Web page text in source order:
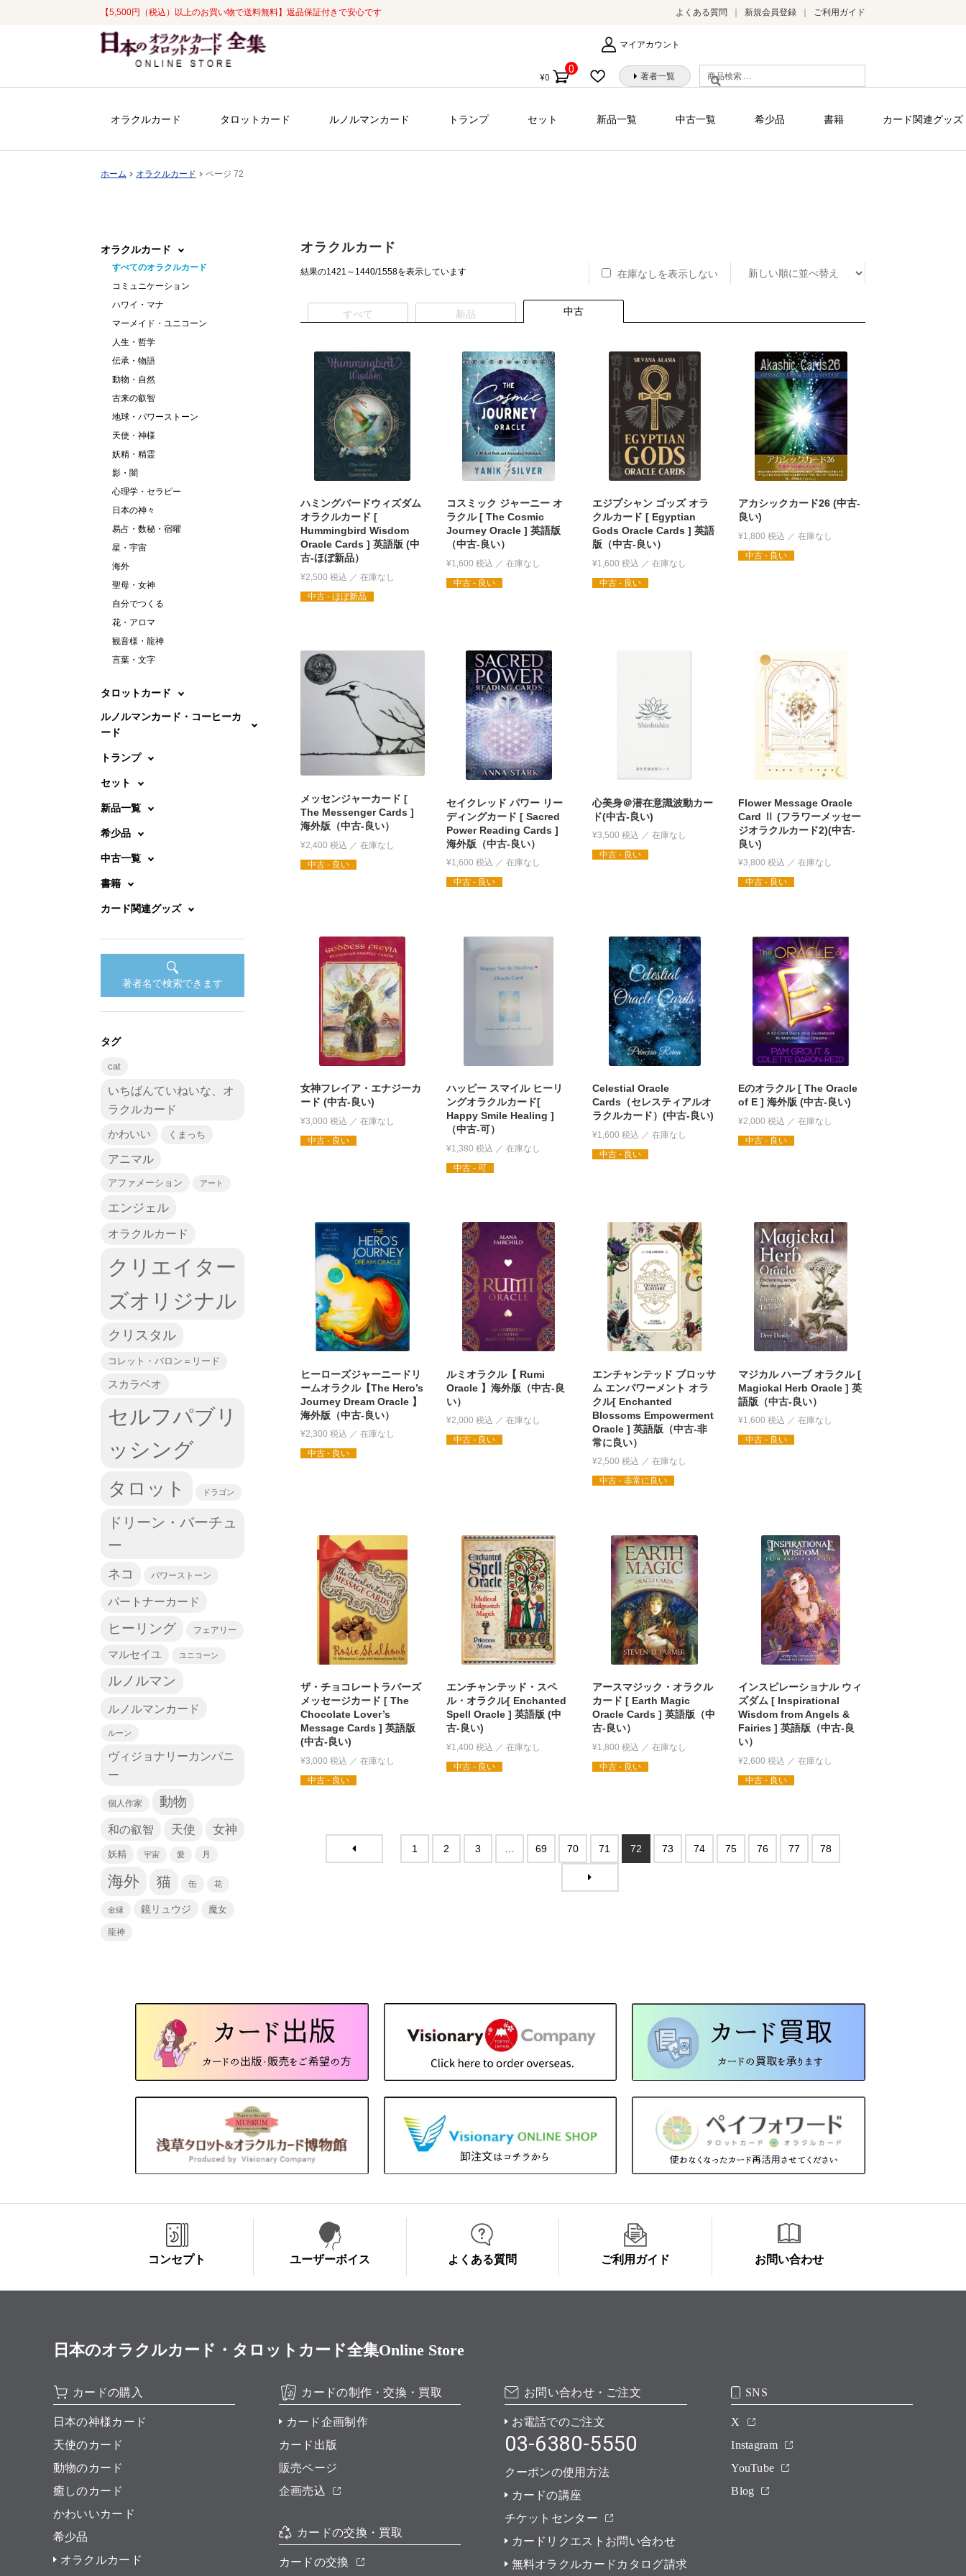
【5,500円（税込）以上のお買い物で送料無料】返品保証付きで安心です よくある質問 新規会員登録 ご利用ガイド
ナ
ビ
ン
コ
ン
ス
マイアカウント
検
索
象:
著者一覧
¥0
0
個
オラクルカード タロットカード ルノルマンカード トランプ セット 新品一覧 中古一覧 希少品 書籍 カード関連グッズ
ホーム オラクルカード ページ 72
オラクルカード
結果の1421～1440/1558を表示しています新
順
在庫なしを表示しない
すべて 新品 中古
ハミングバードウィズダム
オラクルカード [
Hummingbird Wisdom
Oracle Cards ] 英語版 (中
古-ほぼ新品）
¥2,500 税込
中古 - ほぼ新品
コスミック ジャーニー オ
ラクル [ The Cosmic
Journey Oracle ] 英語版
（中古-良い）
¥1,600 税込
中古 - 良い
エジプシャン ゴッズ オラ
クルカード [ Egyptian
Gods Oracle Cards ] 英語
版（中古-良い）
¥1,600 税込
中古 - 良い
アカシックカード26 (中古-
良い)
¥1,800 税込
中古 - 良い
メッセンジャーカード [
The Messenger Cards ]
海外版（中古-良い）
¥2,400 税込
中古 - 良い
セイクレッド パワー リー
ディングカード [ Sacred
Power Reading Cards ]
海外版（中古-良い）
¥1,600 税込
中古 - 良い
心美身＠潜在意識波動カー
ド(中古-良い)
¥3,500 税込
中古 - 良い
Flower Message Oracle
Card Ⅱ (フラワーメッセー
ジオラクルカード2)(中古-
良い)
¥3,800 税込
中古 - 良い
女神フレイア・エナジーカ
ード (中古-良い)
¥3,000 税込
中古 - 良い
ハッピー スマイル ヒーリ
ングオラクルカード[
Happy Smile Healing ]
（中古-可）
¥1,380 税込
中古 - 可
Celestial Oracle
Cards（セレスティアルオ
ラクルカード）(中古-良い)
¥1,600 税込
中古 - 良い
Eのオラクル [ The Oracle
of E ] 海外版 (中古-良い)
¥2,000 税込
中古 - 良い
ヒーローズジャーニードリ
ームオラクル【The Hero’s
Journey Dream Oracle 】
海外版（中古-良い）
¥2,300 税込
中古 - 良い
ルミオラクル【 Rumi
Oracle 】海外版（中古-良
い）
¥2,000 税込
中古 - 良い
エンチャンテッド ブロッサ
ム エンパワーメント オラ
クル[ Enchanted
Blossoms Empowerment
Oracle ] 英語版（中古-非
常に良い）
¥2,500 税込
中古 - 非常に良い
マジカル ハーブ オラクル [
Magickal Herb Oracle ] 英
語版（中古-良い）
¥1,600 税込
中古 - 良い
ザ・チョコレートラバーズ
メッセージカード [ The
Chocolate Lover’s
Message Cards ] 英語版
(中古-良い)
¥3,000 税込
中古 - 良い
エンチャンテッド・スペ
ル・オラクル[ Enchanted
Spell Oracle ] 英語版 (中
古-良い)
¥1,400 税込
中古 - 良い
アースマジック・オラクル
カード [ Earth Magic
Oracle Cards ] 英語版（中
古-良い）
¥1,800 税込
中古 - 良い
インスピレーショナル ウィ
ズダム [ Inspirational
Wisdom from Angels &
Fairies ] 英語版（中古-良
い）
¥2,600 税込
中古 - 良い
1 2 3 69 70 71 72 73 74 75 76 77 78
オラクルカード
すべてのオラクルカード
コミュニケーション
ハワイ・マナ
マーメイド・ユニコーン
人生・哲学
伝承・物語
動物・自然
古来の叡智
地球・パワーストーン
天使・神様
妖精・精霊
影・闇
心理学・セラピー
日本の神々
易占・数秘・宿曜
星・宇宙
海外
聖母・女神
自分でつくる
花・アロマ
観音様・龍神
言葉・文字
タロットカード
ルノルマンカード・コーヒーカ
ード
トランプ
セット
新品一覧
希少品
中古一覧
書籍
カード関連グッズ
著者名で検索できます
タグ
cat
いちばんていねいな、オ
ラクルカード
かわいい くまっち
アニマル
アファメーション アート
エンジェル
オラクルカード
クリエイター
ズオリジナル
クリスタル
コレット・バロン＝リード
スカラベオ
セルフパブリ
ッシング
タロット ドラゴン
ドリーン・バーチュ
ー
ネコ パワーストーン
パートナーカード
ヒーリング フェアリー
マルセイユ ユニコーン
ルノルマン
ルノルマンカード
ルーン
ヴィジョナリーカンパニ
ー
個人作家 動物
和の叡智 天使 女神
妖精 宇宙 愛 月
海外 猫 缶 花
金縁 鏡リュウジ 魔女
龍神
コンセプト ユーザーボイス よくある質問 ご利用ガイド お問い合わせ
日本のオラクルカード・タロットカード全集Online Store
カードの購入
日本の神様カード
天使のカード
動物のカード
癒しのカード
かわいいカード
希少品
オラクルカード
カードの制作・交換・買取
カード企画制作
カード出版
販売ページ
企画売込
カードの交換・買取
カードの交換
お問い合わせ・ご注文
お電話でのご注文
03-6380-5550
クーポンの使用方法
カードの講座
チケットセンター
カードリクエストお問い合わせ
無料オラクルカードカタログ請求
SNS
X
Instagram
YouTube
Blog